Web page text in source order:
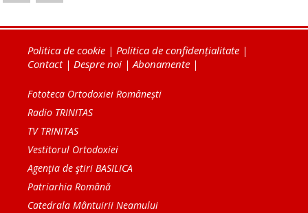
Politica de cookie | Politica de confidențialitate |
Contact| Despre noi |Abonamente |
Fototeca Ortodoxiei Românești
Radio TRINITAS
TV TRINITAS
Vestitorul Ortodoxiei
Agenţia de ştiri BASILICA
Patriarhia Română
Catedrala Mântuirii Neamului